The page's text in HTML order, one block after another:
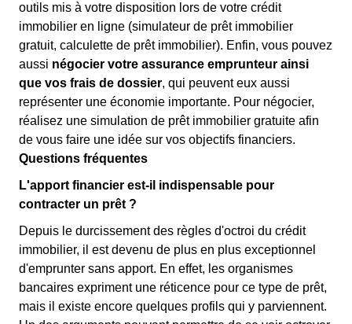
outils mis à votre disposition lors de votre crédit
immobilier en ligne (simulateur de prêt immobilier
gratuit, calculette de prêt immobilier). Enfin, vous pouvez
aussi négocier votre assurance emprunteur ainsi
que vos frais de dossier, qui peuvent eux aussi
représenter une économie importante. Pour négocier,
réalisez une simulation de prêt immobilier gratuite afin
de vous faire une idée sur vos objectifs financiers.
Questions fréquentes
L'apport financier est-il indispensable pour
contracter un prêt ?
Depuis le durcissement des règles d'octroi du crédit
immobilier, il est devenu de plus en plus exceptionnel
d'emprunter sans apport. En effet, les organismes
bancaires expriment une réticence pour ce type de prêt,
mais il existe encore quelques profils qui y parviennent.